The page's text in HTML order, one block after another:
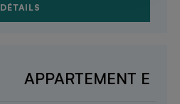
DÉTAILS
APPARTEMENT E